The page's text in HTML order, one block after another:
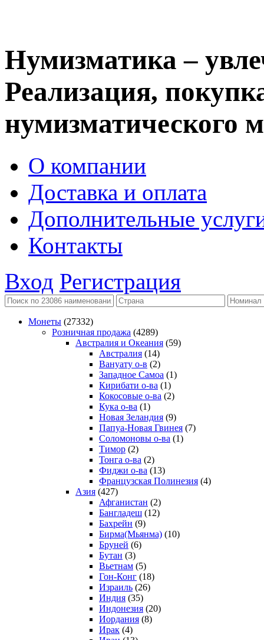
Нумизматика –
Реализация,
нумизматического
О компании
Доставка и оплата
Дополнительные
Контакты
Вход Регистрация
Монеты (27332)
Розничная продажа (4289)
Австралия и Океания (59)
Австралия (14)
Вануату о-в (2)
Западное Самоа (1)
Кирибати о-ва (1)
Кокосовые о-ва (2)
Кука о-ва (1)
Новая Зеландия (9)
Папуа-Новая Гвинея (7)
Соломоновы о-ва (1)
Тимор (2)
Тонга о-ва (2)
Фиджи о-ва (13)
Французская Полинезия (4)
Азия (427)
Афганистан (2)
Бангладеш (12)
Бахрейн (9)
Бирма(Мьянма) (10)
Бруней (6)
Бутан (3)
Вьетнам (5)
Гон-Конг (18)
Израиль (26)
Индия (35)
Индонезия (20)
Иордания (8)
Ирак (4)